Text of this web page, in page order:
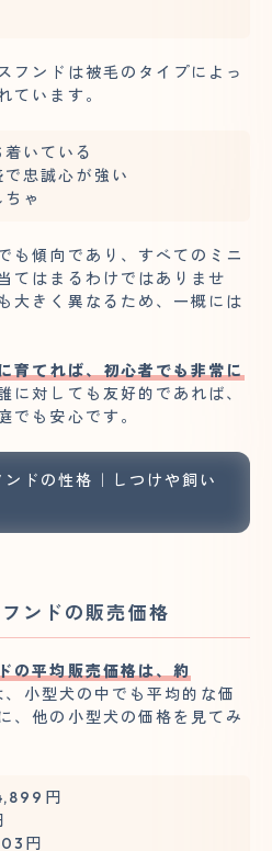
フンドは被毛のタイプによっ
ています。
いている
忠誠心が強い
ゃ
も傾向であり、すべてのミニ
てはまるわけではありませ
大きく異なるため、一概には
育てれば、初心者でも非常に
に対しても友好的であれば、
でも安心です。
ドの性格｜しつけや飼い
ンドの販売価格
の平均販売価格は、約
、小型犬の中でも平均的な価
、他の小型犬の価格を見てみ
円
円